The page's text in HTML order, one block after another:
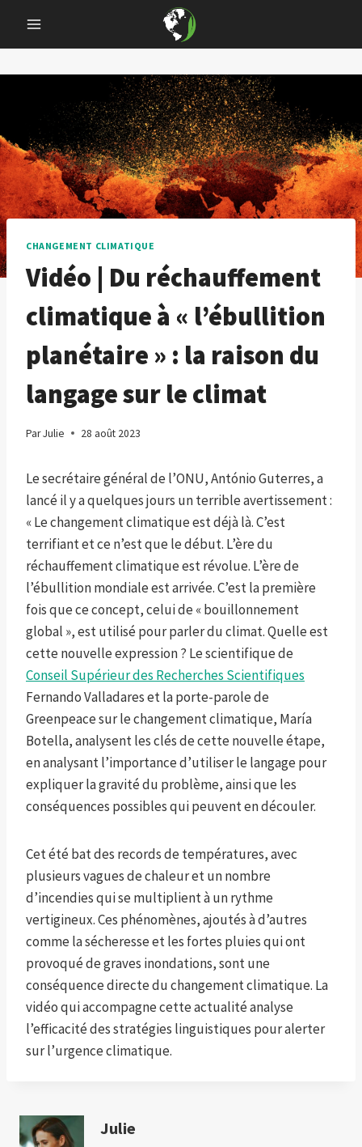
content
CHANGEMENT CLIMATIQUE
Vidéo | Du réchauffement
climatique à « l’ébullition
planétaire » : la raison du
langage sur le climat
ParJulie 28 août 2023
Le secrétaire général de l’ONU, António Guterres, a
lancé il y a quelques jours un terrible avertissement :
« Le changement climatique est déjà là. C’est
terrifiant et ce n’est que le début. L’ère du
réchauffement climatique est révolue. L’ère de
l’ébullition mondiale est arrivée. C’est la première
fois que ce concept, celui de « bouillonnement
global », est utilisé pour parler du climat. Quelle est
cette nouvelle expression ? Le scientifique de
Conseil Supérieur des Recherches Scientifiques
Fernando Valladares et la porte-parole de
Greenpeace sur le changement climatique, María
Botella, analysent les clés de cette nouvelle étape,
en analysant l’importance d’utiliser le langage pour
expliquer la gravité du problème, ainsi que les
conséquences possibles qui peuvent en découler.
Cet été bat des records de températures, avec
plusieurs vagues de chaleur et un nombre
d’incendies qui se multiplient à un rythme
vertigineux. Ces phénomènes, ajoutés à d’autres
comme la sécheresse et les fortes pluies qui ont
provoqué de graves inondations, sont une
conséquence directe du changement climatique. La
vidéo qui accompagne cette actualité analyse
l’efficacité des stratégies linguistiques pour alerter
sur l’urgence climatique.
Julie